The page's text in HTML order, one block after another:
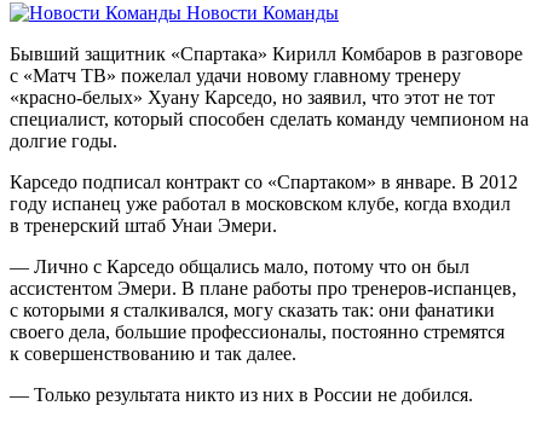
Новости Команды
Бывший защитник «Спартака» Кирилл Комбаров в разговоре
с «Матч ТВ» пожелал удачи новому главному тренеру
«красно‑белых» Хуану Карседо, но заявил, что этот не тот
специалист, который способен сделать команду чемпионом на
долгие годы.
Карседо подписал контракт со «Спартаком» в январе. В 2012
году испанец уже работал в московском клубе, когда входил
в тренерский штаб Унаи Эмери.
— Лично с Карседо общались мало, потому что он был
ассистентом Эмери. В плане работы про тренеров‑испанцев,
с которыми я сталкивался, могу сказать так: они фанатики
своего дела, большие профессионалы, постоянно стремятся
к совершенствованию и так далее.
— Только результата никто из них в России не добился.